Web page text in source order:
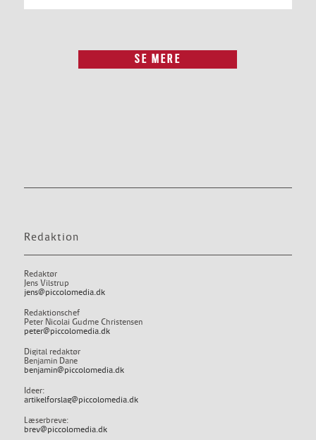
SE MERE
Redaktion
Redaktør
Jens Vilstrup
jens@piccolomedia.dk
Redaktionschef
Peter Nicolai Gudme Christensen
peter@piccolomedia.dk
Digital redaktør
Benjamin Dane
benjamin@piccolomedia.dk
Ideer:
artikelforslag@piccolomedia.dk
Læserbreve:
brev@piccolomedia.dk